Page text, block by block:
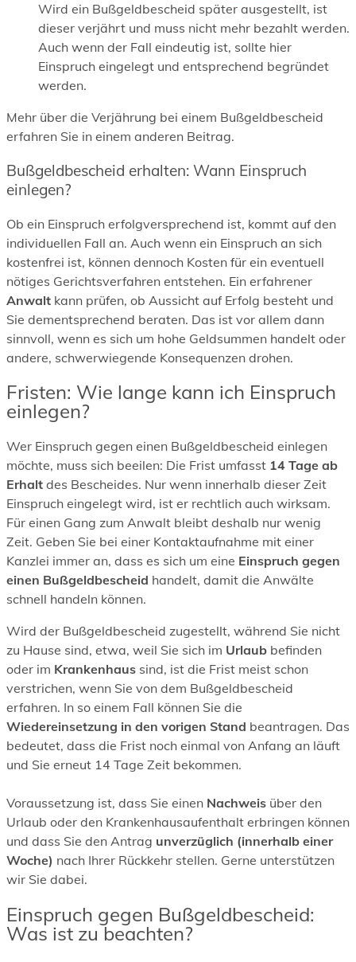
Wird ein Bußgeldbescheid später ausgestellt, ist
dieser verjährt und muss nicht mehr bezahlt werden.
Auch wenn der Fall eindeutig ist, sollte hier
Einspruch eingelegt und entsprechend begründet
werden.
Mehr über die Verjährung bei einem Bußgeldbescheid
erfahren Sie in einem anderen Beitrag.
Bußgeldbescheid erhalten: Wann Einspruch
einlegen?
Ob ein Einspruch erfolgversprechend ist, kommt auf den
individuellen Fall an. Auch wenn ein Einspruch an sich
kostenfrei ist, können dennoch Kosten für ein eventuell
nötiges Gerichtsverfahren entstehen. Ein erfahrener
Anwalt kann prüfen, ob Aussicht auf Erfolg besteht und
Sie dementsprechend beraten. Das ist vor allem dann
sinnvoll, wenn es sich um hohe Geldsummen handelt oder
andere, schwerwiegende Konsequenzen drohen.
Fristen: Wie lange kann ich Einspruch
einlegen?
Wer Einspruch gegen einen Bußgeldbescheid einlegen
möchte, muss sich beeilen: Die Frist umfasst 14 Tage ab
Erhalt des Bescheides. Nur wenn innerhalb dieser Zeit
Einspruch eingelegt wird, ist er rechtlich auch wirksam.
Für einen Gang zum Anwalt bleibt deshalb nur wenig
Zeit. Geben Sie bei einer Kontaktaufnahme mit einer
Kanzlei immer an, dass es sich um eine Einspruch gegen
einen Bußgeldbescheid handelt, damit die Anwälte
schnell handeln können.
Wird der Bußgeldbescheid zugestellt, während Sie nicht
zu Hause sind, etwa, weil Sie sich im Urlaub befinden
oder im Krankenhaus sind, ist die Frist meist schon
verstrichen, wenn Sie von dem Bußgeldbescheid
erfahren. In so einem Fall können Sie die
Wiedereinsetzung in den vorigen Stand beantragen. Das
bedeutet, dass die Frist noch einmal von Anfang an läuft
und Sie erneut 14 Tage Zeit bekommen.
Voraussetzung ist, dass Sie einen Nachweis über den
Urlaub oder den Krankenhausaufenthalt erbringen können
und dass Sie den Antrag unverzüglich (innerhalb einer
Woche) nach Ihrer Rückkehr stellen. Gerne unterstützen
wir Sie dabei.
Einspruch gegen Bußgeldbescheid:
Was ist zu beachten?